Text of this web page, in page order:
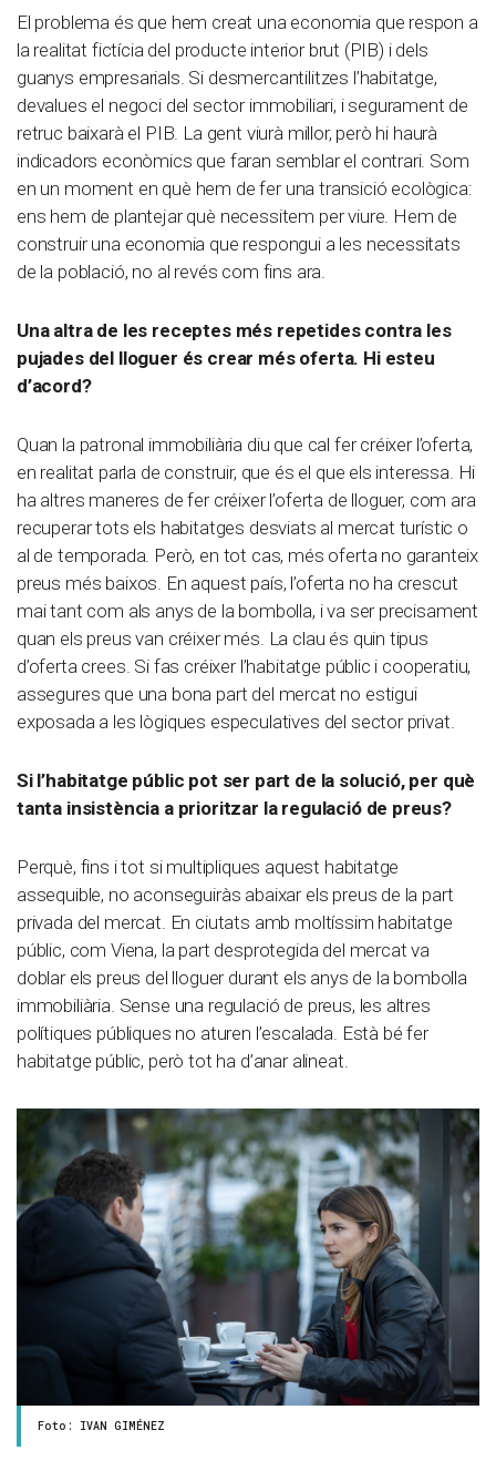
El problema és que hem creat una economia que respon a
la realitat fictícia del producte interior brut (PIB) i dels
guanys empresarials. Si desmercantilitzes l’habitatge,
devalues el negoci del sector immobiliari, i segurament de
retruc baixarà el PIB. La gent viurà millor, però hi haurà
indicadors econòmics que faran semblar el contrari. Som
en un moment en què hem de fer una transició ecològica:
ens hem de plantejar què necessitem per viure. Hem de
construir una economia que respongui a les necessitats
de la població, no al revés com fins ara.
Una altra de les receptes més repetides contra les
pujades del lloguer és crear més oferta. Hi esteu
d’acord?
Quan la patronal immobiliària diu que cal fer créixer l’oferta,
en realitat parla de construir, que és el que els interessa. Hi
ha altres maneres de fer créixer l’oferta de lloguer, com ara
recuperar tots els habitatges desviats al mercat turístic o
al de temporada. Però, en tot cas, més oferta no garanteix
preus més baixos. En aquest país, l’oferta no ha crescut
mai tant com als anys de la bombolla, i va ser precisament
quan els preus van créixer més. La clau és quin tipus
d’oferta crees. Si fas créixer l’habitatge públic i cooperatiu,
assegures que una bona part del mercat no estigui
exposada a les lògiques especulatives del sector privat.
Si l’habitatge públic pot ser part de la solució, per què
tanta insistència a prioritzar la regulació de preus?
Perquè, fins i tot si multipliques aquest habitatge
assequible, no aconseguiràs abaixar els preus de la part
privada del mercat. En ciutats amb moltíssim habitatge
públic, com Viena, la part desprotegida del mercat va
doblar els preus del lloguer durant els anys de la bombolla
immobiliària. Sense una regulació de preus, les altres
polítiques públiques no aturen l’escalada. Està bé fer
habitatge públic, però tot ha d’anar alineat.
Foto: IVAN GIMÉNEZ